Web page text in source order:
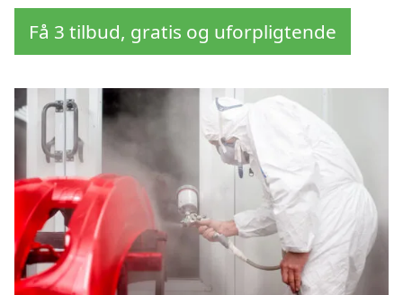
Få 3 tilbud, gratis og uforpligtende